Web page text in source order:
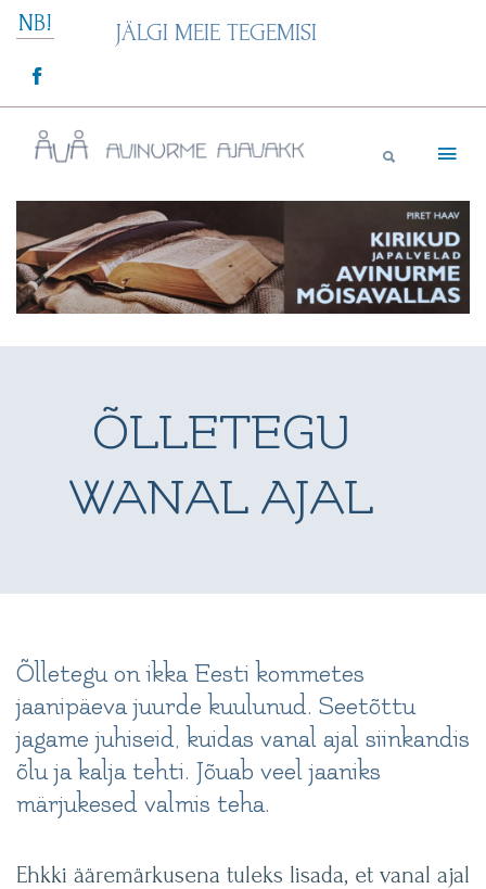
Skip
NB! JÄLGI MEIE TEGEMISI
Avinurme Ajavakk
ÕLLETEGU
WANAL AJAL
Õlletegu on ikka Eesti kommetes
jaanipäeva juurde kuulunud. Seetõttu
jagame juhiseid, kuidas vanal ajal siinkandis
õlu ja kalja tehti. Jõuab veel jaaniks
märjukesed valmis teha.
Ehkki ääremärkusena tuleks lisada, et vanal ajal